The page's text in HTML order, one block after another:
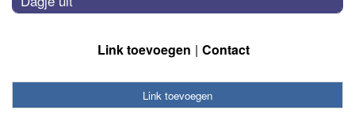
Link toevoegen Contact
Link toevoegen